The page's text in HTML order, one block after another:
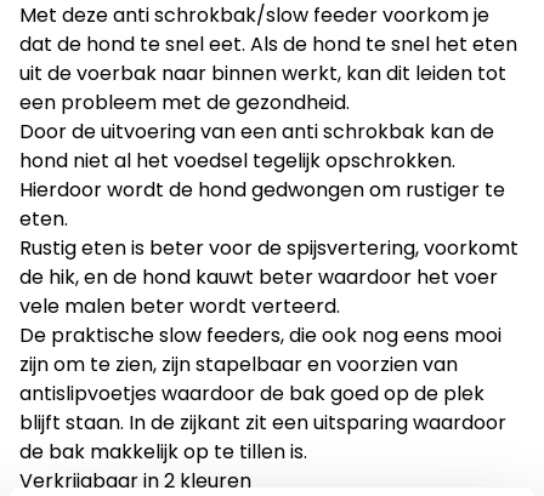
Met deze anti schrokbak/slow feeder voorkom je
dat de hond te snel eet. Als de hond te snel het eten
uit de voerbak naar binnen werkt, kan dit leiden tot
een probleem met de gezondheid.
Door de uitvoering van een anti schrokbak kan de
hond niet al het voedsel tegelijk opschrokken.
Hierdoor wordt de hond gedwongen om rustiger te
eten.
Rustig eten is beter voor de spijsvertering, voorkomt
de hik, en de hond kauwt beter waardoor het voer
vele malen beter wordt verteerd.
De praktische slow feeders, die ook nog eens mooi
zijn om te zien, zijn stapelbaar en voorzien van
antislipvoetjes waardoor de bak goed op de plek
blijft staan. In de zijkant zit een uitsparing waardoor
de bak makkelijk op te tillen is.
Verkrijgbaar in 2 kleuren